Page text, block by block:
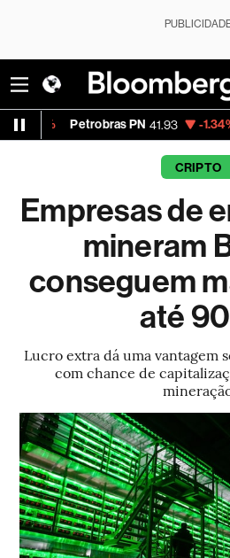
PN 41.93 -1.34% Vale ON
CRIPTO
Empresas de
mineram
conseguem
até
Lucro extra dá uma vantagem
com chance de